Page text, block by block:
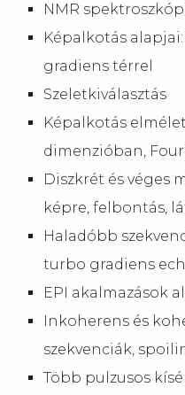
NMR
Képalkotás
gradiens térrel
Szeletkiválasztás
Képalkotás
dimenzióban,
Diszkrét és véges
képre, felbontás,
Haladóbb
turbo gradiens
EPI akalmazások
Inkoherens és
szekvenciák,
Több pulzusos